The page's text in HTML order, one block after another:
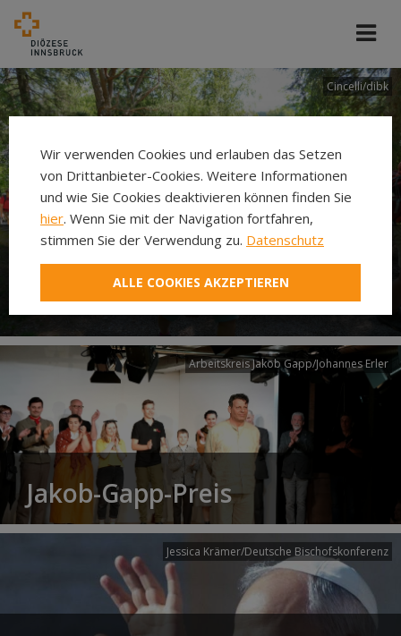
Cincelli/dibk
Neuer Pilgerweg Via
Laudato si’
Arbeitskreis Jakob Gapp/Johannes Erler
Jakob-Gapp-Preis
Jessica Krämer/Deutsche Bischofskonferenz
Wir verwenden Cookies und erlauben das Setzen
von Drittanbieter-Cookies. Weitere Informationen
und wie Sie Cookies deaktivieren können finden Sie
hier. Wenn Sie mit der Navigation fortfahren,
stimmen Sie der Verwendung zu. Datenschutz
ALLE COOKIES AKZEPTIEREN